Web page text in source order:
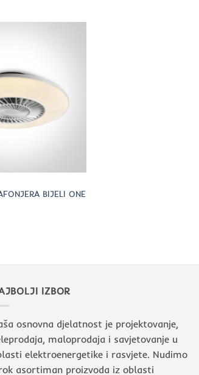
BIJELI ONE
IZBOR
osnovna djelatnost je projektovanje,
maloprodaja i savjetovanje u
elektroenergetike i rasvjete. Nudimo
asortiman proizvoda iz oblasti